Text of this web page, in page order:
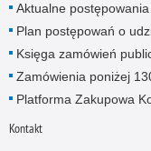
Aktualne postępowania
Plan postępowań o
Księga zamówień
Zamówienia poniżej
Platforma Zakupowa
Kontakt